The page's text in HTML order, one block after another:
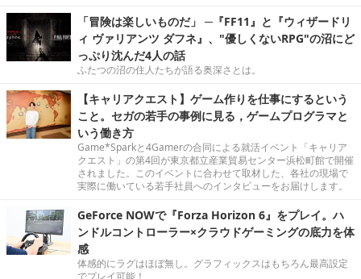
「冒険は楽しいものだ」 ─『FF11』と『ウィザードリ
ィ ヴァリアンツ ダフネ』、"優しくないRPG"の沼にど
っぷり沈んだ4人の話
ふたつの沼の住人たちが語る奥深さとは。
【キャリアクエスト】ゲーム作りを仕事にするという
こと。セガの若手の事例に見る，ゲームプログラマと
いう働き方
Game*Sparkと4Gamerの合同による就活イベント「キャリア
クエスト」の第4回が東京都立産業貿易センター浜松町館で開催
されました。このイベントに合わせて取材した、各社の現場で
実際に働いている若手社員へのインタビューをお届けします。
GeForce NOWで『Forza Horizon 6』をプレイ。ハ
ンドルコントローラー×クラウドゲーミングの底力を体
感
体感的にラグはほぼ無し。グラフィックスはもちろん最高設定
でプレイ可能！